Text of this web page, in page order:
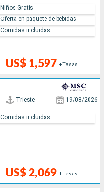
US$ 1,597 +Tasas
Niños Gratis
Oferta en paquete de bebidas
Comidas incluidas
Trieste 19/08/2026
US$ 2,069 +Tasas
Comidas incluidas